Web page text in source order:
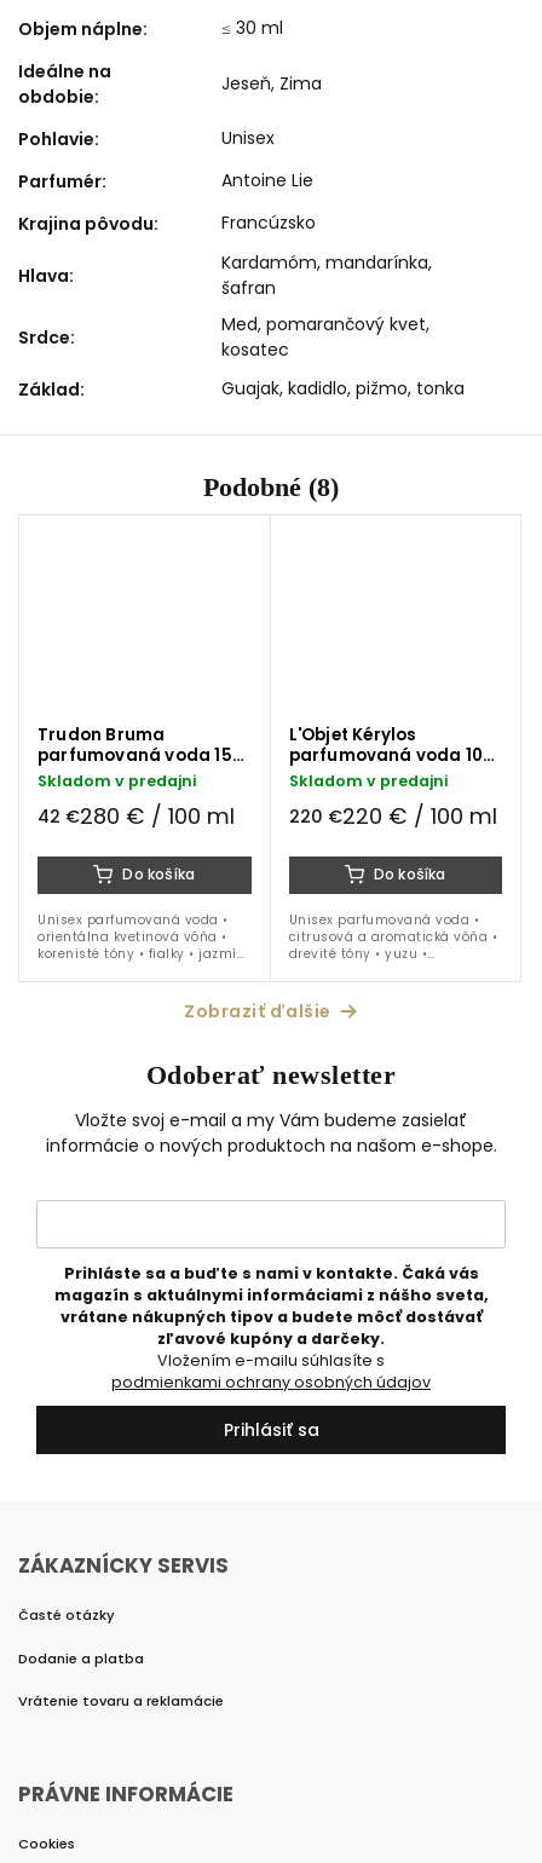
Objem náplne:
≤ 30 ml
Ideálne na
obdobie:
Jeseň, Zima
Pohlavie:
Unisex
Parfumér:
Antoine Lie
Krajina pôvodu: Francúzsko
Hlava:
Kardamóm, mandarínka,
šafran
Srdce:
Med, pomarančový kvet,
kosatec
Základ: Guajak, kadidlo, pižmo, tonka
Podobné (8)
Trudon Bruma
parfumovaná voda 15
ml
Skladom v predajni
42 €280 € / 100 ml
Do košíka
Unisex parfumovaná voda •
orientálna kvetinová vôňa •
korenisté tóny • fialky • jazmín
15 ml
L'Objet Kérylos
parfumovaná voda 100
ml
Skladom v predajni
220 €220 € / 100 ml
Do košíka
Unisex parfumovaná voda •
citrusová a aromatická vôňa •
drevité tóny • yuzu •
pižmo • ideálna na celoročné
nosenie
Zobraziť ďalšie
Odoberať newsletter
Vložte svoj e-mail a my Vám budeme zasielať
informácie o nových produktoch na našom e-shope.
Prihláste sa a buďte s nami v kontakte. Čaká vás
magazín s aktuálnymi informáciami z nášho sveta,
vrátane nákupných tipov a budete môcť dostávať
zľavové kupóny a darčeky.
podmienkami ochrany osobných údajov
Prihlásiť sa
ZÁKAZNÍCKY SERVIS
Časté otázky
Dodanie a platba
Vrátenie tovaru a reklamácie
PRÁVNE INFORMÁCIE
Cookies